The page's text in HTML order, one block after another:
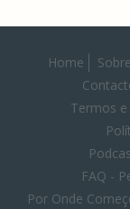
Home
Termos
FAQ -
Por Onde